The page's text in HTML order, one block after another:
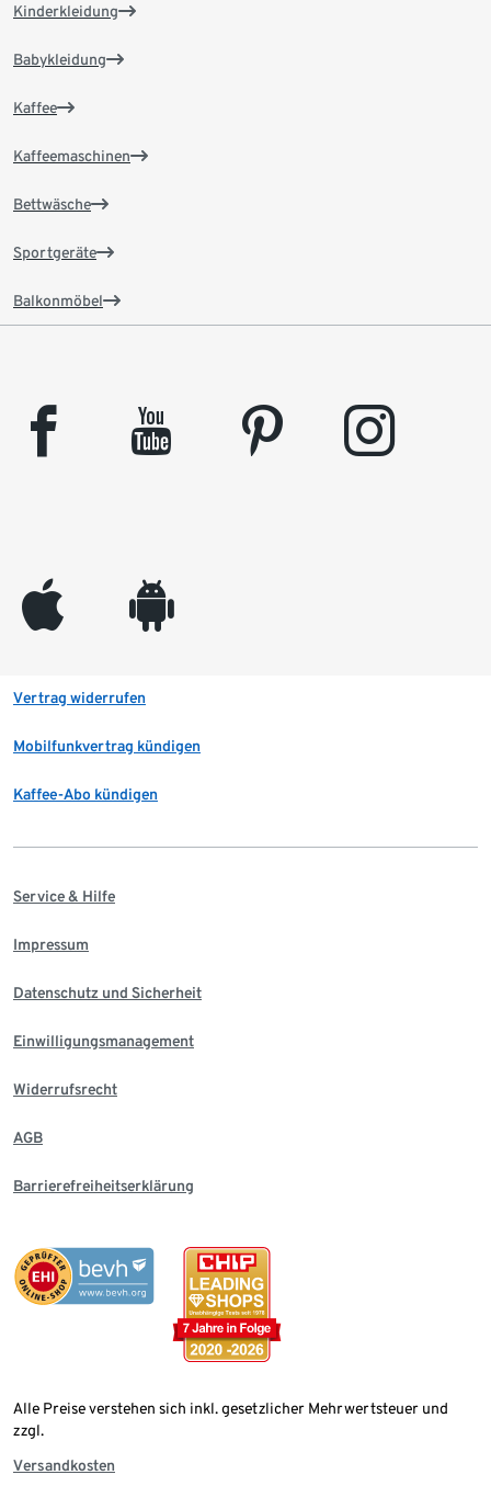
Kinderkleidung
Babykleidung
Kaffee
Kaffeemaschinen
Bettwäsche
Sportgeräte
Balkonmöbel
facebook youtube pinterest instagram
appleinc android
Vertrag widerrufen
Mobilfunkvertrag kündigen
Kaffee-Abo kündigen
Service & Hilfe
Impressum
Datenschutz und Sicherheit
Einwilligungsmanagement
Widerrufsrecht
AGB
Barrierefreiheitserklärung
Alle Preise verstehen sich inkl. gesetzlicher Mehrwertsteuer und
zzgl.
Versandkosten